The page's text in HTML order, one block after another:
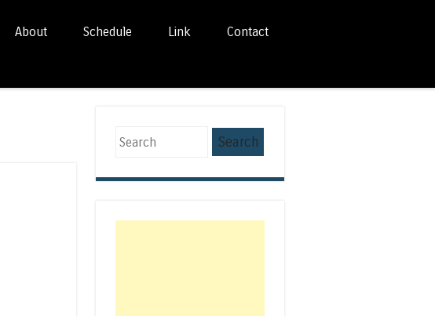
About Schedule Link Contact
Search